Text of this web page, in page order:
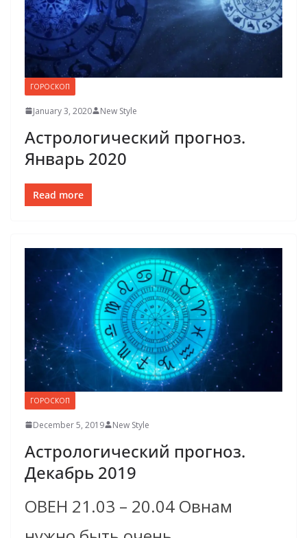
ГОРОСКОП
January 3, 2020 New Style
Астрологический прогноз.
Январь 2020
Read more
ГОРОСКОП
December 5, 2019 New Style
Астрологический прогноз.
Декабрь 2019
ОВЕН 21.03 – 20.04 Овнам